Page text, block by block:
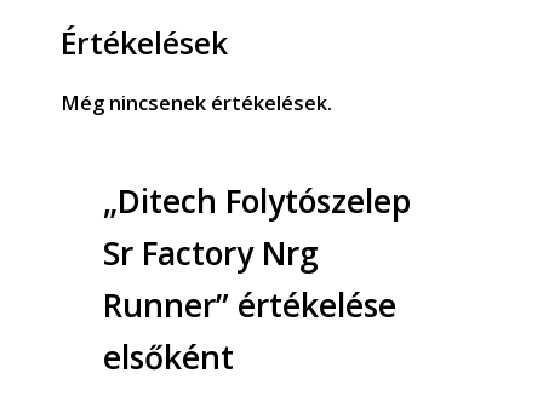
Értékelések
Még nincsenek értékelések.
„Ditech Folytószelep
Sr Factory Nrg
Runner” értékelése
elsőként